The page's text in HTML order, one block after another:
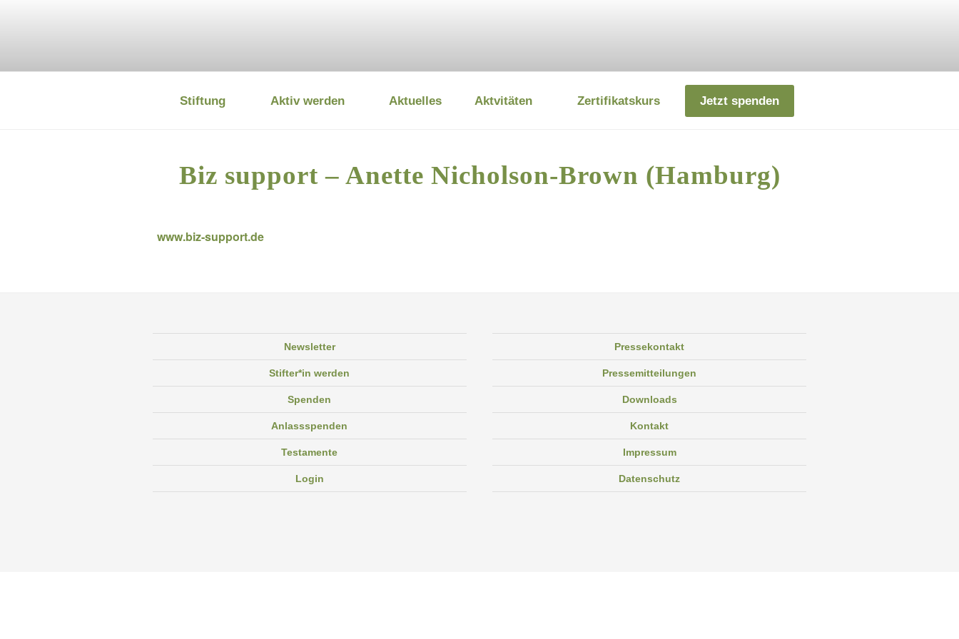
DEUTSCHE UMWELTSTIFTUNG
Stiftung Aktiv werden Aktuelles Aktvitäten Zertifikatskurs Jetzt spenden
Biz support – Anette Nicholson-Brown (Hamburg)
www.biz-support.de
Newsletter
Stifter*in werden
Spenden
Anlassspenden
Testamente
Login
Pressekontakt
Pressemitteilungen
Downloads
Kontakt
Impressum
Datenschutz